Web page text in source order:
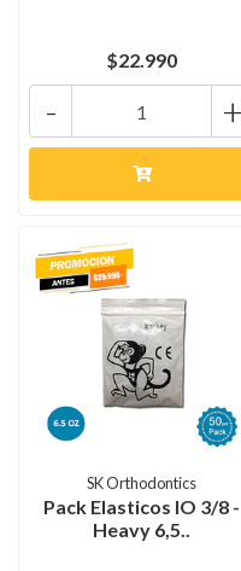
$22.990
+
-
SK Orthodontics
Pack Elasticos IO 3/8 -
Heavy 6,5..